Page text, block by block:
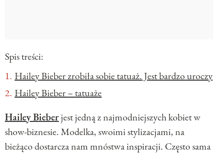
Spis treści:
Hailey Bieber zrobiła sobie tatuaż. Jest bardzo uroczy
Hailey Bieber – tatuaże
Hailey Bieberjest jedną z najmodniejszych kobiet w
show-biznesie. Modelka, swoimi stylizacjami, na
bieżąco dostarcza nam mnóstwa inspiracji. Często sama